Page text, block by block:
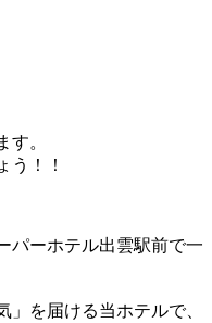
す。
う！！
パーホテル出雲駅前で一
を届ける当ホテルで、